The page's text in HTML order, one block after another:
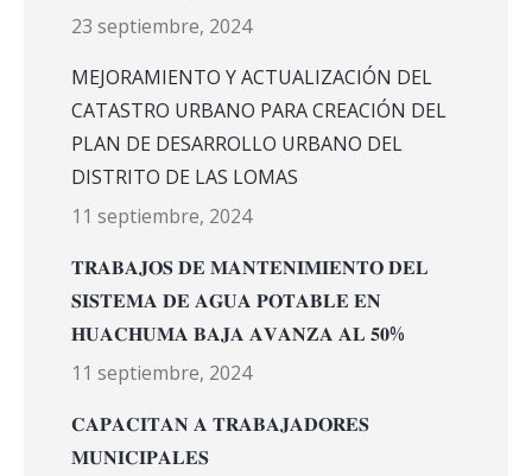
23 septiembre, 2024
MEJORAMIENTO Y ACTUALIZACIÓN DEL
CATASTRO URBANO PARA CREACIÓN DEL
PLAN DE DESARROLLO URBANO DEL
DISTRITO DE LAS LOMAS
11 septiembre, 2024
𝐓𝐑𝐀𝐁𝐀𝐉𝐎𝐒 𝐃𝐄 𝐌𝐀𝐍𝐓𝐄𝐍𝐈𝐌𝐈𝐄𝐍𝐓𝐎 𝐃𝐄𝐋
𝐒𝐈𝐒𝐓𝐄𝐌𝐀 𝐃𝐄 𝐀𝐆𝐔𝐀 𝐏𝐎𝐓𝐀𝐁𝐋𝐄 𝐄𝐍
𝐇𝐔𝐀𝐂𝐇𝐔𝐌𝐀 𝐁𝐀𝐉𝐀 𝐀𝐕𝐀𝐍𝐙𝐀 𝐀𝐋 𝟓𝟎%
11 septiembre, 2024
𝐂𝐀𝐏𝐀𝐂𝐈𝐓𝐀𝐍 𝐀 𝐓𝐑𝐀𝐁𝐀𝐉𝐀𝐃𝐎𝐑𝐄𝐒
𝐌𝐔𝐍𝐈𝐂𝐈𝐏𝐀𝐋𝐄𝐒